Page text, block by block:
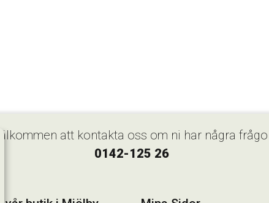
att kontakta oss om ni har några
0142-125 26